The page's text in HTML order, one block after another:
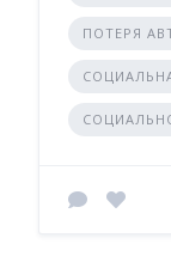
ПОТЕРЯ